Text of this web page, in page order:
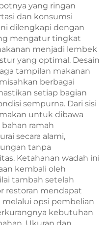
yang ringan
dan konsumsi
dilengkapi dengan
mengatur tingkat
menjadi lembek
yang optimal. Desain
tampilan makanan
berbagai
setiap bagian
sempurna. Dari sisi
untuk dibawa
ramah
secara alami,
tanpa
Ketahanan wadah ini
kembali oleh
tambah setelah
restoran mendapat
melalui opsi pembelian
kebutuhan